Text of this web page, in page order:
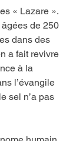
« Lazare ».
de 250
dans des
a fait revivre
à la
l’évangile
sel n’a pas